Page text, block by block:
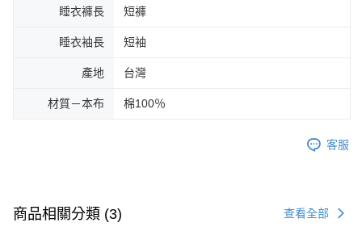
睡衣褲長 短褲
睡衣袖長 短袖
產地 台灣
材質－本布 棉100％
客服
商品相關分類 (3) 查看全部